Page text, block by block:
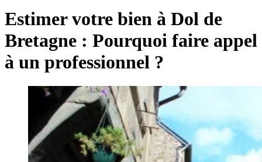
Estimer votre bien à Dol de
Bretagne : Pourquoi faire appel
à un professionnel ?